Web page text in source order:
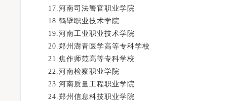
17.河南司法警官职业学院
18.鹤壁职业技术学院
19.河南工业职业技术学院
20.郑州澍青医学高等专科学校
21.焦作师范高等专科学校
22.河南检察职业学院
23.河南质量工程职业学院
24.郑州信息科技职业学院